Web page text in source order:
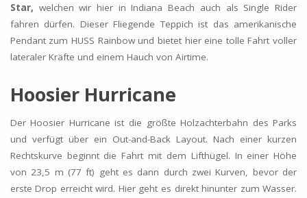
Star, welchen wir hier in Indiana Beach auch als Single Rider
fahren dürfen. Dieser Fliegende Teppich ist das amerikanische
Pendant zum HUSS Rainbow und bietet hier eine tolle Fahrt voller
lateraler Kräfte und einem Hauch von Airtime.
Hoosier Hurricane
Der Hoosier Hurricane ist die größte Holzachterbahn des Parks
und verfügt über ein Out-and-Back Layout. Nach einer kurzen
Rechtskurve beginnt die Fahrt mit dem Lifthügel. In einer Höhe
von 23,5 m (77 ft) geht es dann durch zwei Kurven, bevor der
erste Drop erreicht wird. Hier geht es direkt hinunter zum Wasser.